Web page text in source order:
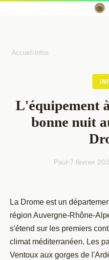
Accueil › Infos
L'équipement
bonne nuit
Paul•7 février
La Drome est un
région Auvergne-Rhône-
s'étend sur les premiers
climat méditerranéen. Les
Ventoux aux gorges de